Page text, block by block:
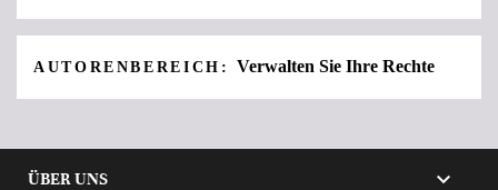
AUTORENBEREICH:Verwalten Sie Ihre Rechte
ÜBER UNS 